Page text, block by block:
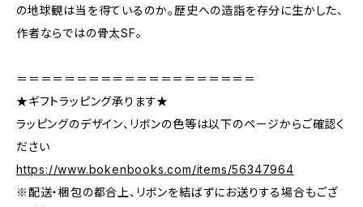
の地球観は当を得ているのか――。歴史への造詣を存分に生かした、
作者ならではの骨太SF。
＝＝＝＝＝＝＝＝＝＝＝＝＝＝＝＝＝＝＝＝
★ギフトラッピング承ります★
ラッピングのデザイン、リボンの色等は以下のページからご確認く
ださい
https://www.bokenbooks.com/items/56347964
※配送・梱包の都合上、リボンを結ばずにお送りする場合もござ